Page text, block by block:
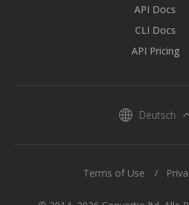
API Docs
CLI Docs
API Pricing
Deutsch
Terms of Use